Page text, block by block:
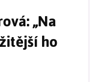
„Na
ho